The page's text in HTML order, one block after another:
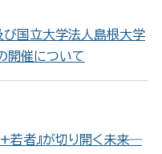
び国立大学法人島根大学
開催について
+若者』が切り開く未来―